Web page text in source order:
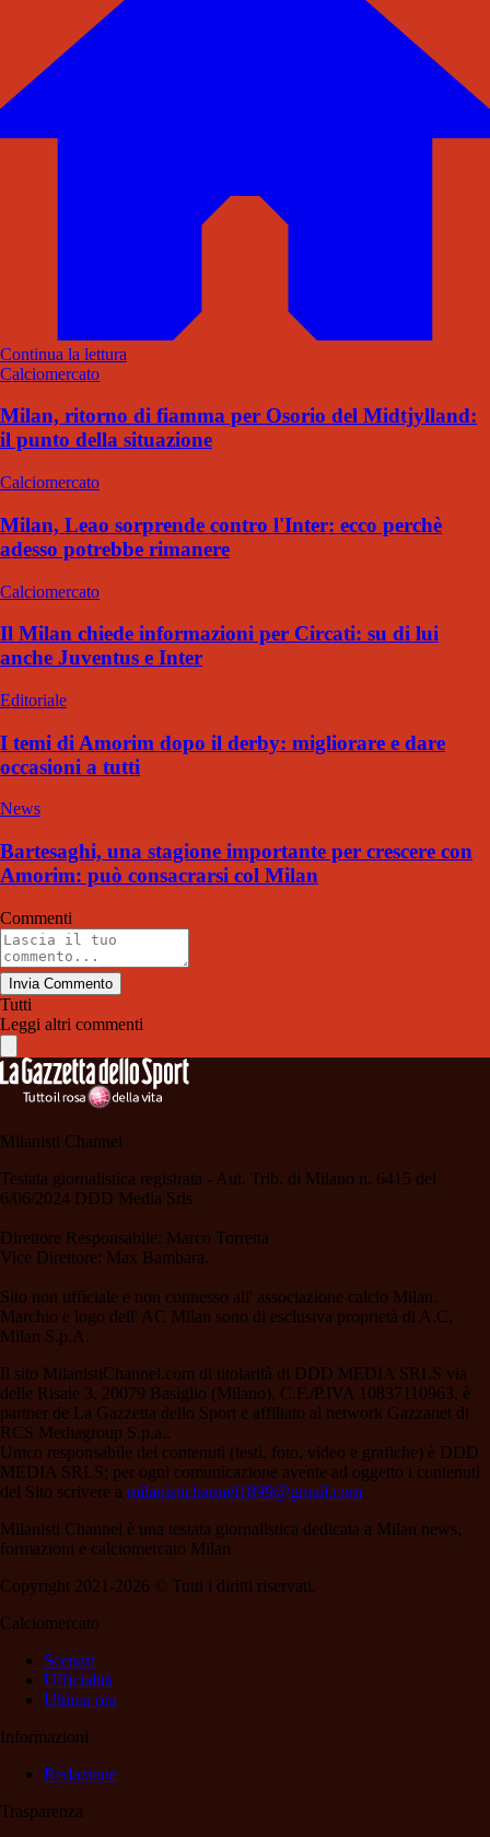
Continua la lettura
Calciomercato
Milan, ritorno di fiamma per Osorio del Midtjylland:
il punto della situazione
Calciomercato
Milan, Leao sorprende contro l'Inter: ecco perchè
adesso potrebbe rimanere
Calciomercato
Il Milan chiede informazioni per Circati: su di lui
anche Juventus e Inter
Editoriale
I temi di Amorim dopo il derby: migliorare e dare
occasioni a tutti
News
Bartesaghi, una stagione importante per crescere con
Amorim: può consacrarsi col Milan
Commenti
Invia Commento
Tutti
Leggi altri commenti
Milanisti Channel
Testata giornalistica registrata - Aut. Trib. di Milano n. 6415 del
6/06/2024 DDD Media Srls
Direttore Responsabile: Marco Torretta
Vice Direttore: Max Bambara.
Sito non ufficiale e non connesso all' associazione calcio Milan.
Marchio e logo dell' AC Milan sono di esclusiva proprietà di A.C.
Milan S.p.A.
Il sito MilanistiChannel.com di titolarità di DDD MEDIA SRLS via
delle Risaie 3, 20079 Basiglio (Milano), C.F./P.IVA 10837110963, è
partner de La Gazzetta dello Sport e affiliato al network Gazzanet di
RCS Mediagroup S.p.a..
Unico responsabile dei contenuti (testi, foto, video e grafiche) è DDD
MEDIA SRLS; per ogni comunicazione avente ad oggetto i contenuti
del Sito scrivere a milanistichannel1899@gmail.com
Milanisti Channel è una testata giornalistica dedicata a Milan news,
formazioni e calciomercato Milan
Copyright 2021-2026 © Tutti i diritti riservati.
Calciomercato
Scenari
Ufficialità
Ultima ora
Informazioni
Redazione
Trasparenza